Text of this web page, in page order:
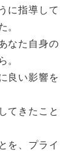
に指導して
なた自身の
良い影響を
てきたこと
を、プライ